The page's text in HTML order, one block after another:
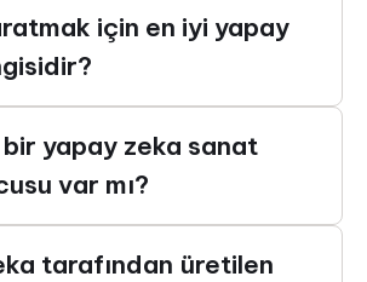
için en iyi yapay
yapay zeka sanat
var mı?
tarafından üretilen